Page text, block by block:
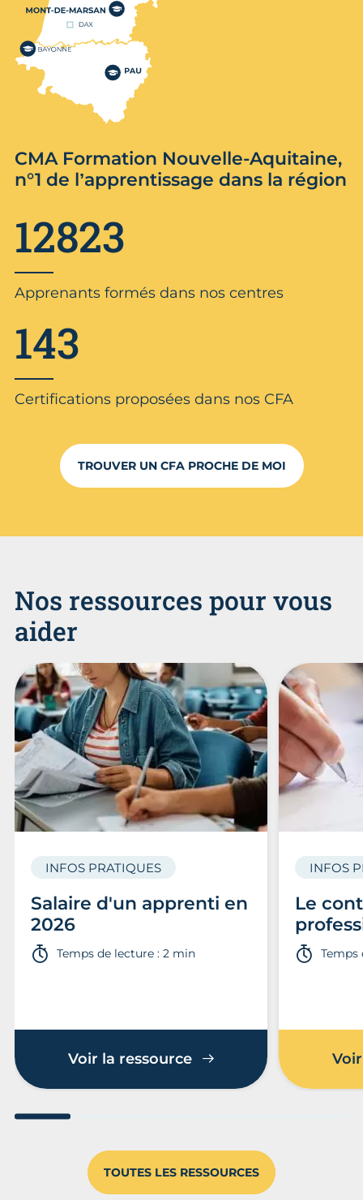
CMA Formation Nouvelle-Aquitaine,
n°1 de l’apprentissage dans la région
12823
Apprenants formés dans nos centres
143
Certifications proposées dans nos CFA
TROUVER UN CFA PROCHE DE MOI
Nos ressources pour vous
aider
Salaire d'un apprenti en
2026
INFOS PRATIQUES
Temps de lecture : 2 min
Voir la ressource
Le
INFOS
Temps
TOUTES LES RESSOURCES